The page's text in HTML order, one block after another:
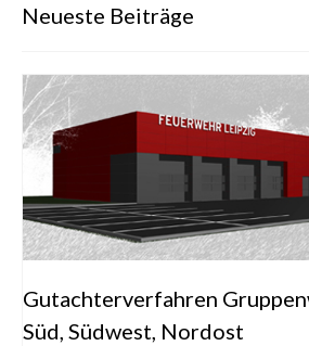
Neueste Beiträge
Gutachterverfahren
Süd, Südwest, Nordost